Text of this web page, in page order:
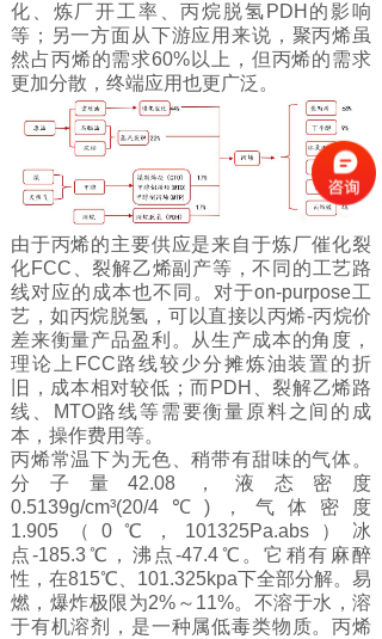
化、炼厂开工率、丙烷脱氢PDH的影响
等；另一方面从下游应用来说，聚丙烯虽
然占丙烯的需求60%以上，但丙烯的需求
更加分散，终端应用也更广泛。
由于丙烯的主要供应是来自于炼厂催化裂
化FCC、裂解乙烯副产等，不同的工艺路
线对应的成本也不同。对于on-purpose工
艺，如丙烷脱氢，可以直接以丙烯-丙烷价
差来衡量产品盈利。从生产成本的角度，
理论上FCC路线较少分摊炼油装置的折
旧，成本相对较低；而PDH、裂解乙烯路
线、MTO路线等需要衡量原料之间的成
本，操作费用等。
丙烯常温下为无色、稍带有甜味的气体。
分子量42.08，液态密度
0.5139g/cm³(20/4℃)，气体密度
1.905（0℃，101325Pa.abs）冰
点-185.3℃，沸点-47.4℃。它稍有麻醉
性，在815℃、101.325kpa下全部分解。易
燃，爆炸极限为2%～11%。不溶于水，溶
于有机溶剂，是一种属低毒类物质。丙烯